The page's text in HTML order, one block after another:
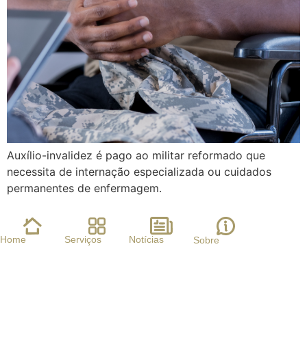
Auxílio-invalidez é pago ao militar reformado que
necessita de internação especializada ou cuidados
permanentes de enfermagem.
Home Serviços Notícias Sobre